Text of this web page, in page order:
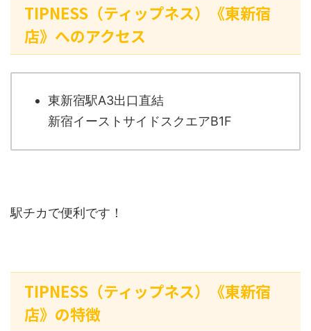
TIPNESS（ティップネス）《東新宿
店》へのアクセス
東新宿駅A3出口直結
新宿イーストサイドスクエアB1F
駅チカで便利です！
TIPNESS（ティップネス）《東新宿
店》の特徴